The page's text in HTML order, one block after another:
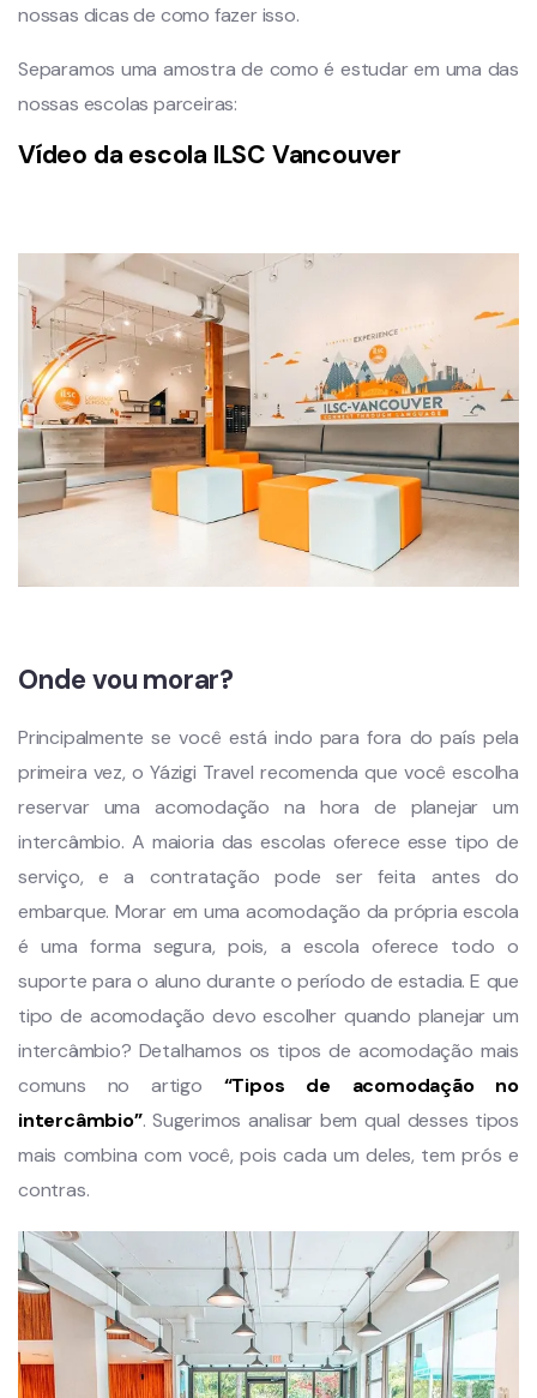
nossas dicas de como fazer isso.
Separamos uma amostra de como é estudar em uma das
nossas escolas parceiras:
Vídeo da escola ILSC Vancouver
Onde vou morar?
Principalmente se você está indo para fora do país pela
primeira vez, o Yázigi Travel recomenda que você escolha
reservar uma acomodação na hora de planejar um
intercâmbio. A maioria das escolas oferece esse tipo de
serviço, e a contratação pode ser feita antes do
embarque. Morar em uma acomodação da própria escola
é uma forma segura, pois, a escola oferece todo o
suporte para o aluno durante o período de estadia. E que
tipo de acomodação devo escolher quando planejar um
intercâmbio? Detalhamos os tipos de acomodação mais
comuns no artigo “Tipos de acomodação no
intercâmbio”. Sugerimos analisar bem qual desses tipos
mais combina com você, pois cada um deles, tem prós e
contras.